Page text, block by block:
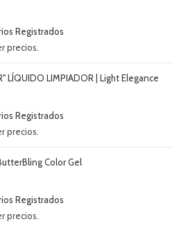
Registrados
precios.
LÍQUIDO LIMPIADOR | Light Elegance
Registrados
precios.
Color Gel
Registrados
precios.